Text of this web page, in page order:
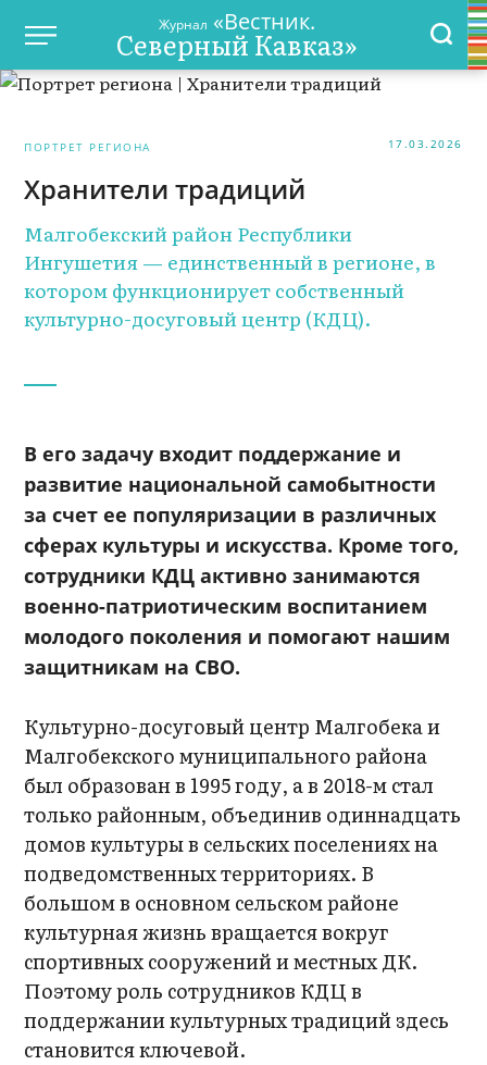
Журнал «Вестник.
Северный Кавказ»
ПОРТРЕТ РЕГИОНА 17.03.2026
Хранители традиций
Малгобекский район Республики
Ингушетия — единственный в регионе, в
котором функционирует собственный
культурно-досуговый центр (КДЦ).
В его задачу входит поддержание и
развитие национальной самобытности
за счет ее популяризации в различных
сферах культуры и искусства. Кроме того,
сотрудники КДЦ активно занимаются
военно-патриотическим воспитанием
молодого поколения и помогают нашим
защитникам на СВО.
Культурно-досуговый центр Малгобека и
Малгобекского муниципального района
был образован в 1995 году, а в 2018-м стал
только районным, объединив одиннадцать
домов культуры в сельских поселениях на
подведомственных территориях. В
большом в основном сельском районе
культурная жизнь вращается вокруг
спортивных сооружений и местных ДК.
Поэтому роль сотрудников КДЦ в
поддержании культурных традиций здесь
становится ключевой.